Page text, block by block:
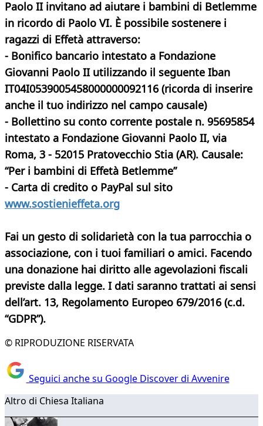
Paolo II invitano ad aiutare i bambini di Betlemme
in ricordo di Paolo VI. È possibile sostenere i
ragazzi di Effetà attraverso:
- Bonifico bancario intestato a Fondazione
Giovanni Paolo II utilizzando il seguente Iban
IT04I0539005458000000092116 (ricorda di inserire
anche il tuo indirizzo nel campo causale)
- Bollettino su conto corrente postale n. 95695854
intestato a Fondazione Giovanni Paolo II, via
Roma, 3 - 52015 Pratovecchio Stia (AR). Causale:
“Per i bambini di Effetà Betlemme”
- Carta di credito o PayPal sul sito
www.sostienieffeta.org
Fai un gesto di solidarietà con la tua parrocchia o
associazione, con i tuoi familiari o amici. Facendo
una donazione hai diritto alle agevolazioni fiscali
previste dalla legge. I dati saranno trattati ai sensi
dell’art. 13, Regolamento Europeo 679/2016 (c.d.
“GDPR”).
© RIPRODUZIONE RISERVATA
Seguici anche su Google Discover di Avvenire
Altro di Chiesa Italiana